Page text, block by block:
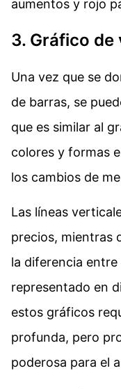
aumentos y rojo
3. Gráfico de
Una vez que se
de barras, se
que es similar al
colores y formas
los cambios de
Las líneas
precios, mientras
la diferencia
representado en
estos gráficos
profunda, pero
poderosa para el